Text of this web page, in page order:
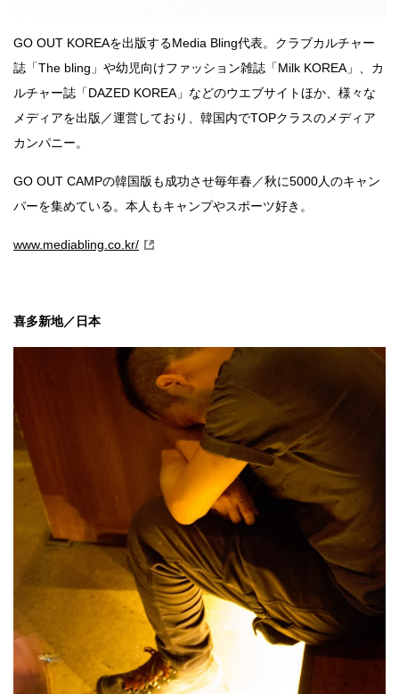
GO OUT KOREAを出版するMedia Bling代表。クラブカルチャー
誌「The bling」や幼児向けファッション雑誌「Milk KOREA」、カ
ルチャー誌「DAZED KOREA」などのウエブサイトほか、様々な
メディアを出版／運営しており、韓国内でTOPクラスのメディア
カンパニー。
GO OUT CAMPの韓国版も成功させ毎年春／秋に5000人のキャン
パーを集めている。本人もキャンプやスポーツ好き。
www.mediabling.co.kr/
喜多新地／日本